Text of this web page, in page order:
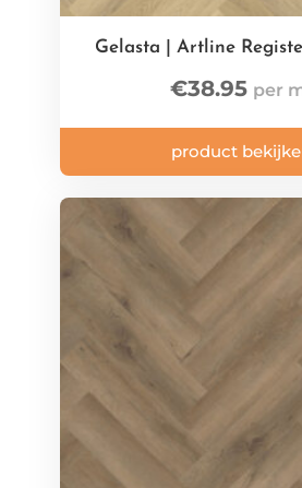
Gelasta | Artline
€38.95
product